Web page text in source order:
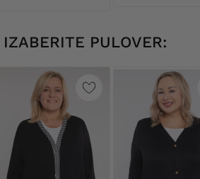
IZABERITE PULOVER: